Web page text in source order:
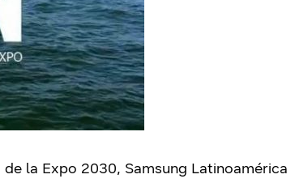
la Expo 2030, Samsung Latinoamérica